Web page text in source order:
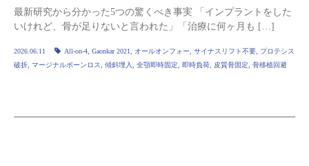
最新研究から分かった5つの驚くべき事実 「インプラントをした
いけれど、骨が足りないと言われた」「治療に何ヶ月も […]
2026.06.11 All‑on‑4, Gaonkar 2021, オールオンフォー, サイナスリフト不要, プロテシス
破折, マージナルボーンロス, 傾斜埋入, 全顎即時固定, 即時負荷, 皮質骨固定, 骨移植回避